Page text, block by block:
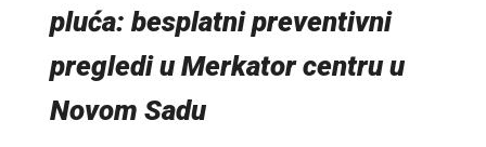
pluća: besplatni preventivni
pregledi u Merkator centru u
Novom Sadu